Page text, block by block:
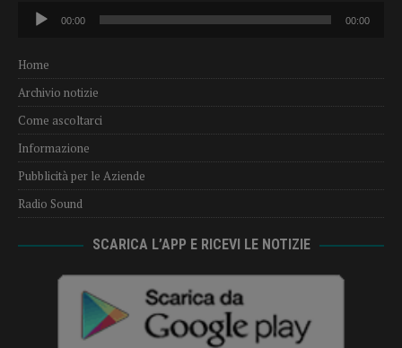
Audio
Player
00:00 00:00
Home
Archivio notizie
Come ascoltarci
Informazione
Pubblicità per le Aziende
Radio Sound
SCARICA L’APP E RICEVI LE NOTIZIE